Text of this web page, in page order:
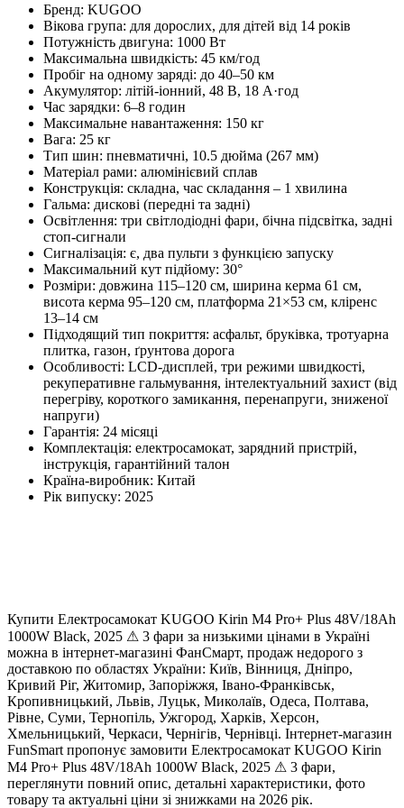
Бренд: KUGOO
Вікова група: для дорослих, для дітей від 14 років
Потужність двигуна: 1000 Вт
Максимальна швидкість: 45 км/год
Пробіг на одному заряді: до 40–50 км
Акумулятор: літій-іонний, 48 В, 18 А·год
Час зарядки: 6–8 годин
Максимальне навантаження: 150 кг
Вага: 25 кг
Тип шин: пневматичні, 10.5 дюйма (267 мм)
Матеріал рами: алюмінієвий сплав
Конструкція: складна, час складання – 1 хвилина
Гальма: дискові (передні та задні)
Освітлення: три світлодіодні фари, бічна підсвітка, задні
стоп-сигнали
Сигналізація: є, два пульти з функцією запуску
Максимальний кут підйому: 30°
Розміри: довжина 115–120 см, ширина керма 61 см,
висота керма 95–120 см, платформа 21×53 см, кліренс
13–14 см
Підходящий тип покриття: асфальт, бруківка, тротуарна
плитка, газон, ґрунтова дорога
Особливості: LCD-дисплей, три режими швидкості,
рекуперативне гальмування, інтелектуальний захист (від
перегріву, короткого замикання, перенапруги, зниженої
напруги)
Гарантія: 24 місяці
Комплектація: електросамокат, зарядний пристрій,
інструкція, гарантійний талон
Країна-виробник: Китай
Рік випуску: 2025
Купити Електросамокат KUGOO Kirin M4 Pro+ Plus 48V/18Ah
1000W Black, 2025 ⚠ 3 фари за низькими цінами в Україні
можна в інтернет-магазині ФанСмарт, продаж недорого з
доставкою по областях України: Київ, Вінниця, Дніпро,
Кривий Ріг, Житомир, Запоріжжя, Івано-Франківськ,
Кропивницький, Львів, Луцьк, Миколаїв, Одеса, Полтава,
Рівне, Суми, Тернопіль, Ужгород, Харків, Херсон,
Хмельницький, Черкаси, Чернігів, Чернівці. Інтернет-магазин
FunSmart пропонує замовити Електросамокат KUGOO Kirin
M4 Pro+ Plus 48V/18Ah 1000W Black, 2025 ⚠ 3 фари,
переглянути повний опис, детальні характеристики, фото
товару та актуальні ціни зі знижками на 2026 рік.